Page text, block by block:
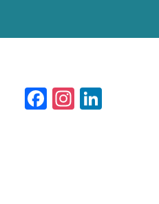
Facebook
Instagram